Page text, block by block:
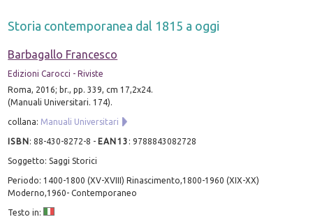
Storia contemporanea dal 1815 a oggi
Barbagallo Francesco
Edizioni Carocci - Riviste
Roma, 2016; br., pp. 339, cm 17,2x24.
(Manuali Universitari. 174).
collana: Manuali Universitari
ISBN:88-430-8272-8 - EAN13 :9788843082728
Soggetto: Saggi Storici
Periodo: 1400-1800 (XV-XVIII) Rinascimento,1800-1960 (XIX-XX)
Moderno,1960- Contemporaneo
Testo in: